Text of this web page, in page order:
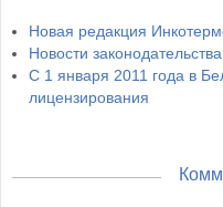
Новая редакция
Новости
С 1 января 2011 года в
лицензирования